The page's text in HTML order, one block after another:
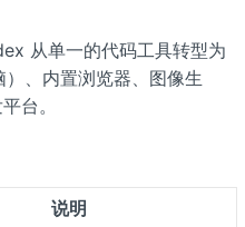
从单一的代码工具转型为
、内置浏览器、图像生
台。
说明